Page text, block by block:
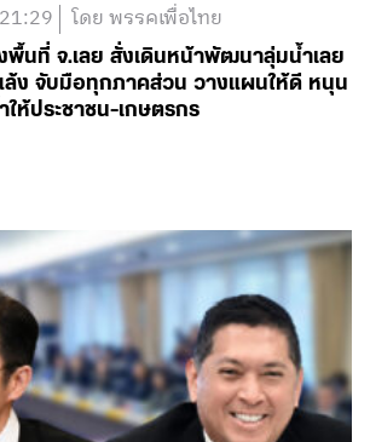
โดย พรรคเพื่อไทย
งพื้นที่ จ.เลย สั่งเดินหน้าพัฒนาลุ่มน้ำเลย
ง จับมือทุกภาคส่วน วางแผนให้ดี หนุน
ห้ประชาชน-เกษตรกร